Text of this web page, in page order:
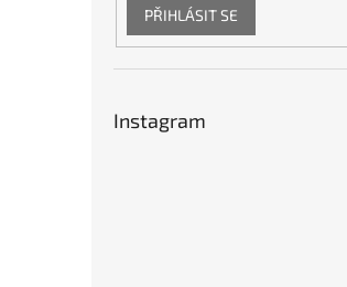
PŘIHLÁSIT SE
Instagram